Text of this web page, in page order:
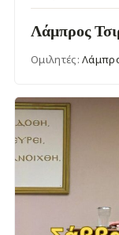
Λάμπρος
Ομιλητές: